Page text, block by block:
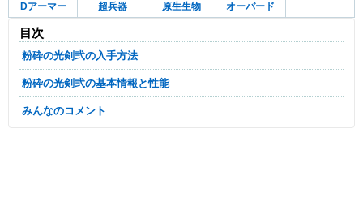
Dアーマー 超兵器 原生生物 オーバード
目次
粉砕の光剣弐の入手方法
粉砕の光剣弐の基本情報と性能
みんなのコメント